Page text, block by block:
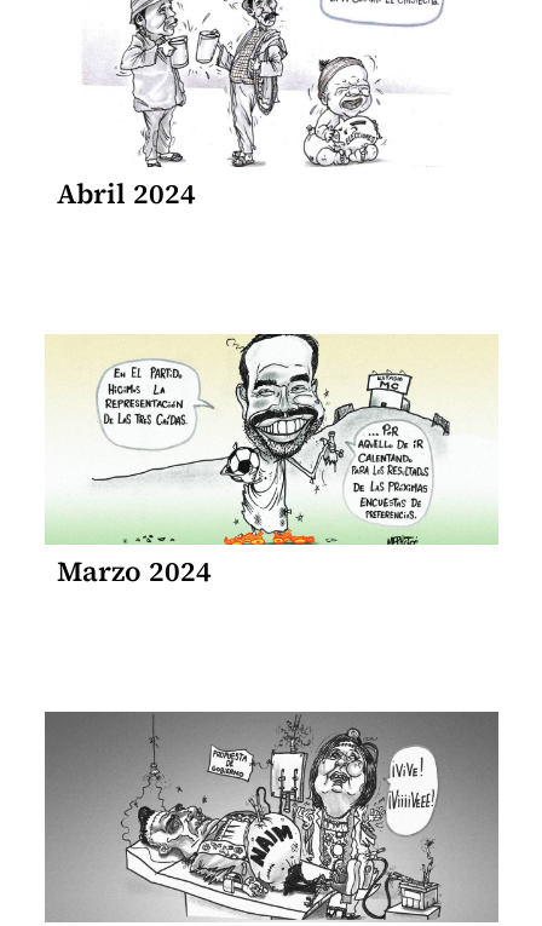
Abril 2024
Marzo 2024